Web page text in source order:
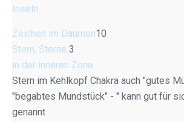
Inseln
Zeichen im Daumen10
Stern, Sterne 3
in der inneren Zone
Stern im Kehlkopf Chakra auch "gutes
"begabtes Mundstück" - " kann gut für
genannt